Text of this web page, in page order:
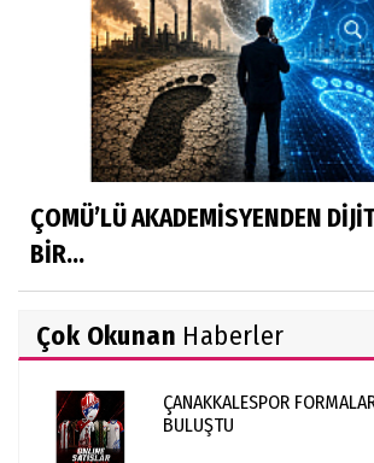
ÇOMÜ’LÜ AKADEMİSYENDEN
BİR...
Çok Okunan Haberler
ÇANAKKALESPOR
BULUŞTU